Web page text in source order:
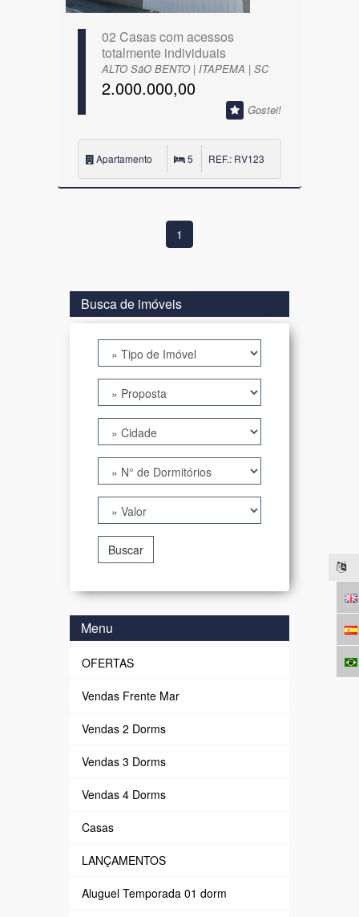
02 Casas com acessos
totalmente individuais
ALTO SãO BENTO | ITAPEMA | SC
2.000.000,00
Gostei!
Apartamento 5 REF.: RV123
1
Busca de imóveis
Buscar
Menu
OFERTAS
Vendas Frente Mar
Vendas 2 Dorms
Vendas 3 Dorms
Vendas 4 Dorms
Casas
LANÇAMENTOS
Aluguel Temporada 01 dorm